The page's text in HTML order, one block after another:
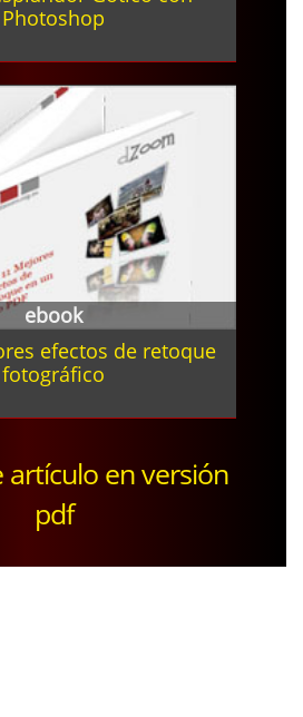
Photoshop
ebook
efectos de retoque
fotográfico
en versión
pdf